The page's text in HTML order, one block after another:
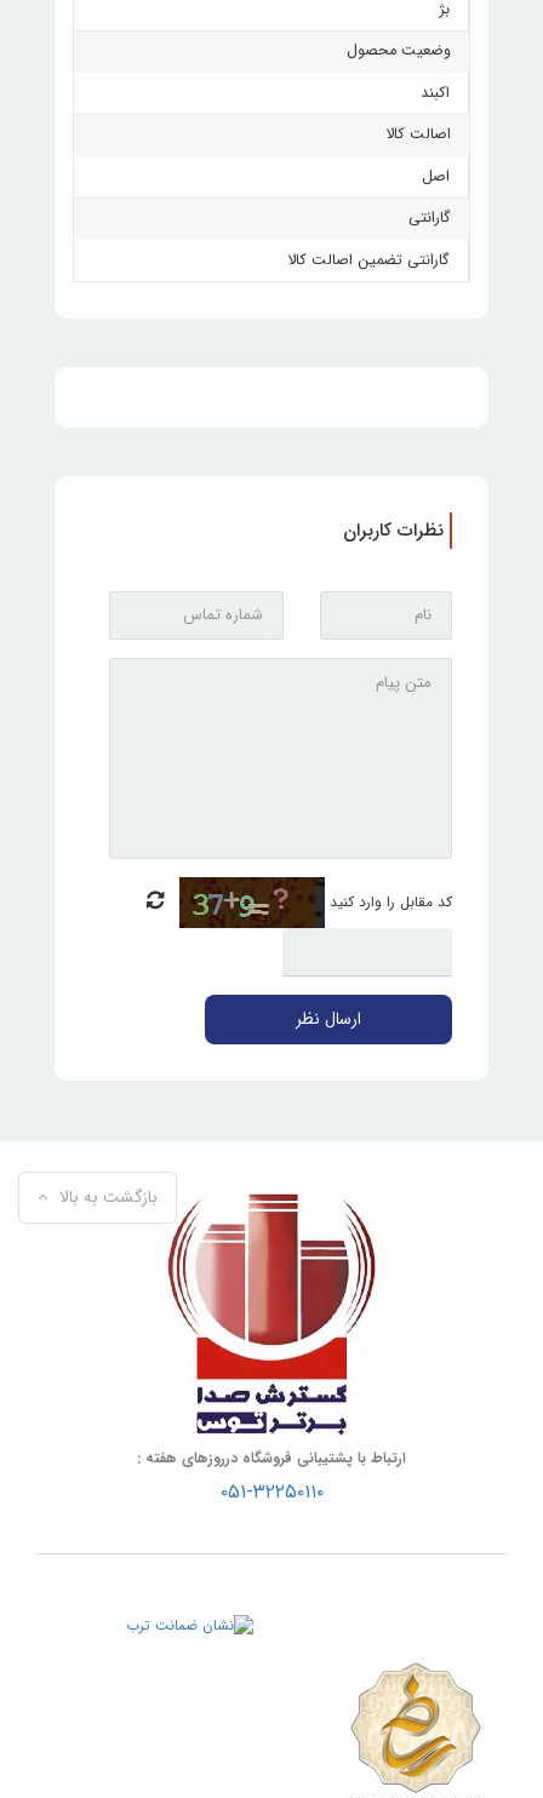
بژ
وضعیت محصول
اکبند
اصالت کالا
اصل
گارانتی
گارانتی تضمین اصالت کالا
نظرات کاربران
کد مقابل را وارد کنید
ارسال نظر
بازگشت به بالا
ارتباط با پشتیبانی فروشگاه درروزهای هفته :
۰۵۱-۳۲۲۵۰۱۱۰